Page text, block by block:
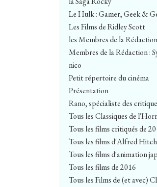
Le Hulk : Gamer, Geek &
Les Films de Ridley Scott
les Membres de la
Membres de la Rédaction :
nico
Petit répertoire du cinéma
Présentation
Rano, spécialiste des
Tous les Classiques de
Tous les films critiqués de
Tous les films d'Alfred
Tous les films d'animation
Tous les films de 2016
Tous les Films de (et avec)